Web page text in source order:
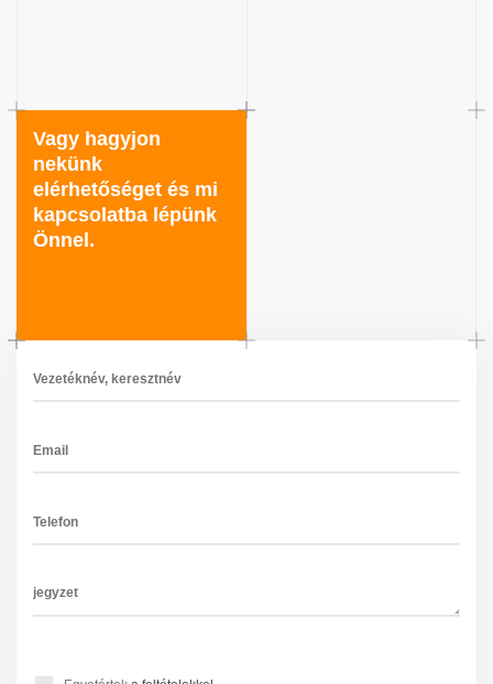
Vagy hagyjon
nekünk
elérhetőséget és mi
kapcsolatba lépünk
Önnel.